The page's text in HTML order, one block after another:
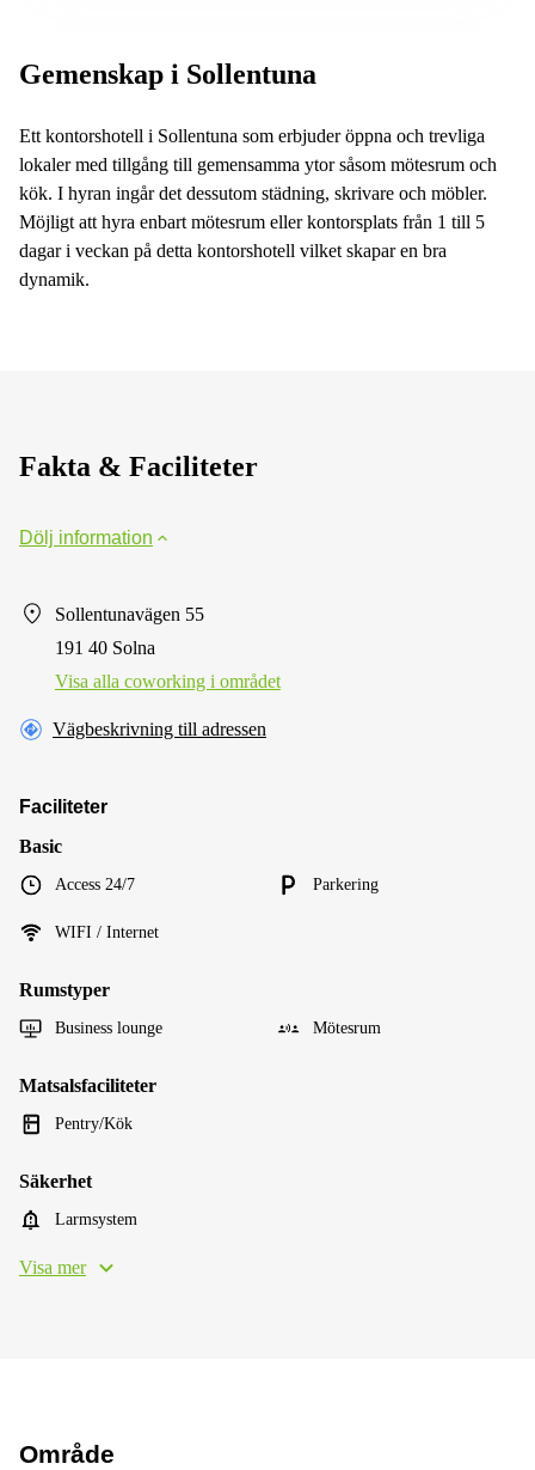
Gemenskap i Sollentuna
Ett kontorshotell i Sollentuna som erbjuder öppna och trevliga
lokaler med tillgång till gemensamma ytor såsom mötesrum och
kök. I hyran ingår det dessutom städning, skrivare och möbler.
Möjligt att hyra enbart mötesrum eller kontorsplats från 1 till 5
dagar i veckan på detta kontorshotell vilket skapar en bra
dynamik.
Fakta & Faciliteter
Dölj information
Sollentunavägen 55
191 40 Solna
Visa alla сoworking i området
Vägbeskrivning till adressen
Faciliteter
Basic
Access 24/7 Parkering
WIFI / Internet
Rumstyper
Business lounge Mötesrum
Matsalsfaciliteter
Pentry/Kök
Säkerhet
Larmsystem
Visa mer
Område